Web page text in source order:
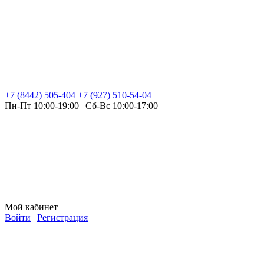
+7 (8442) 505-404 +7 (927) 510-54-04
Пн-Пт 10:00-19:00 | Сб-Вс 10:00-17:00
Мой кабинет
Войти | Регистрация